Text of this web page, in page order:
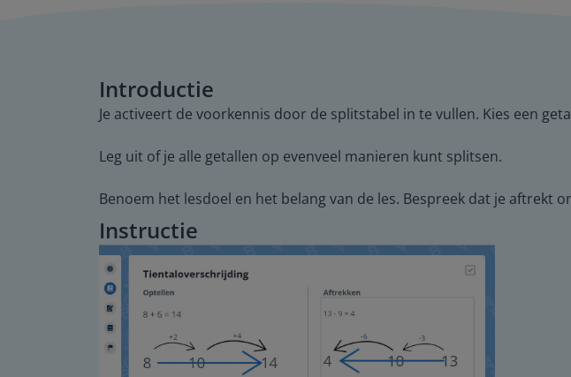
Introductie
Je activeert de voorkennis door de splitstabel in te vullen. Kies een
Leg uit of je alle getallen op evenveel manieren kunt splitsen.
Benoem het lesdoel en het belang van de les. Bespreek dat je aftrekt
Instructie